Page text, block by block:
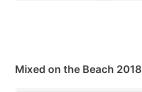
Mixed on the Beach 2018